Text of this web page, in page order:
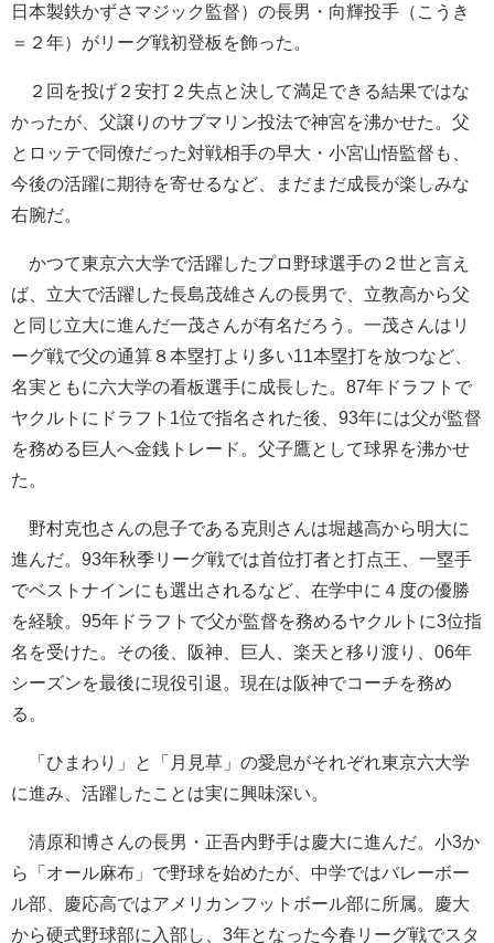
日本製鉄かずさマジック監督）の長男・向輝投手（こうき
＝２年）がリーグ戦初登板を飾った。
２回を投げ２安打２失点と決して満足できる結果ではな
かったが、父譲りのサブマリン投法で神宮を沸かせた。父
とロッテで同僚だった対戦相手の早大・小宮山悟監督も、
今後の活躍に期待を寄せるなど、まだまだ成長が楽しみな
右腕だ。
かつて東京六大学で活躍したプロ野球選手の２世と言え
ば、立大で活躍した長島茂雄さんの長男で、立教高から父
と同じ立大に進んだ一茂さんが有名だろう。一茂さんはリ
ーグ戦で父の通算８本塁打より多い11本塁打を放つなど、
名実ともに六大学の看板選手に成長した。87年ドラフトで
ヤクルトにドラフト1位で指名された後、93年には父が監督
を務める巨人へ金銭トレード。父子鷹として球界を沸かせ
た。
野村克也さんの息子である克則さんは堀越高から明大に
進んだ。93年秋季リーグ戦では首位打者と打点王、一塁手
でベストナインにも選出されるなど、在学中に４度の優勝
を経験。95年ドラフトで父が監督を務めるヤクルトに3位指
名を受けた。その後、阪神、巨人、楽天と移り渡り、06年
シーズンを最後に現役引退。現在は阪神でコーチを務め
る。
「ひまわり」と「月見草」の愛息がそれぞれ東京六大学
に進み、活躍したことは実に興味深い。
清原和博さんの長男・正吾内野手は慶大に進んだ。小3か
ら「オール麻布」で野球を始めたが、中学ではバレーボー
ル部、慶応高ではアメリカンフットボール部に所属。慶大
から硬式野球部に入部し、3年となった今春リーグ戦でスタ